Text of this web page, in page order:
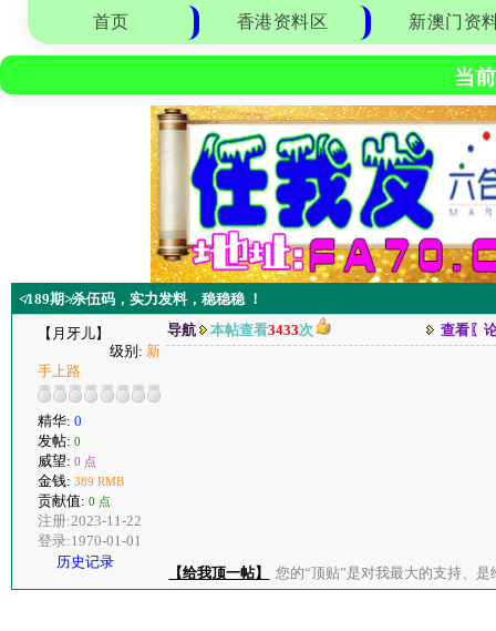
首页 香港资料区 新澳门资
当
≮189期≯杀伍码，实力发料，稳稳稳 ！
【月牙儿】
级别: 新
手上路
精华: 0
发帖: 0
威望: 0 点
金钱: 389 RMB
贡献值: 0 点
注册:2023-11-22
登录:1970-01-01
历史记录
导航 本帖查看3433次 查看〖
【给我顶一帖】 您的“顶贴”是对我最大的支持、